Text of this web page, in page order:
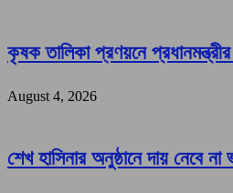
কৃষক তালিকা প্রণয়নে প্রধানমন্ত্রীর
August 4, 2026
শেখ হাসিনার অনুষ্ঠানে দায় নেবে না